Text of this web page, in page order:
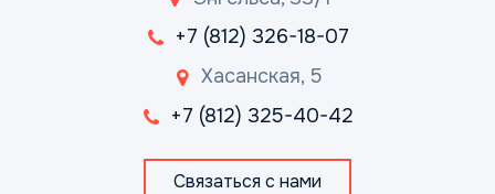
+7 (812) 326-18-07
Хасанская, 5
+7 (812) 325-40-42
Связаться с нами